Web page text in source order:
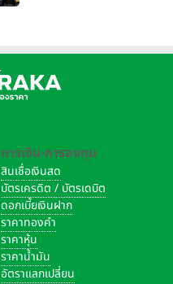
การเงิน-การลงทุน
สินเชื่อเงินสด
บัตรเครดิต / บัตรเดบิต
ดอกเบี้ยเงินฝาก
ราคาทองคำ
ราคาหุ้น
ราคาน้ำมัน
อัตราแลกเปลี่ยน